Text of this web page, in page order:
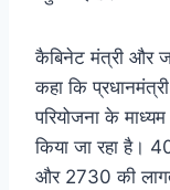
कैबिनेट मंत्री और
कहा कि प्रधानमंत्री
परियोजना के
किया जा रहा है।
और 2730 की